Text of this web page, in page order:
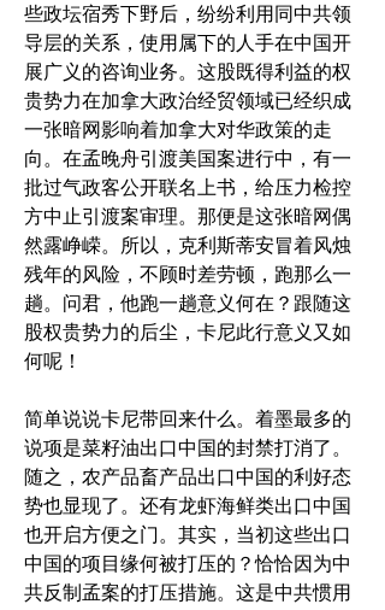
些政坛宿秀下野后，纷纷利用同中共领
导层的关系，使用属下的人手在中国开
展广义的咨询业务。这股既得利益的权
贵势力在加拿大政治经贸领域已经织成
一张暗网影响着加拿大对华政策的走
向。在孟晚舟引渡美国案进行中，有一
批过气政客公开联名上书，给压力检控
方中止引渡案审理。那便是这张暗网偶
然露峥嵘。所以，克利斯蒂安冒着风烛
残年的风险，不顾时差劳顿，跑那么一
趟。问君，他跑一趟意义何在？跟随这
股权贵势力的后尘，卡尼此行意义又如
何呢！
简单说说卡尼带回来什么。着墨最多的
说项是菜籽油出口中国的封禁打消了。
随之，农产品畜产品出口中国的利好态
势也显现了。还有龙虾海鲜类出口中国
也开启方便之门。其实，当初这些出口
中国的项目缘何被打压的？恰恰因为中
共反制孟案的打压措施。这是中共惯用